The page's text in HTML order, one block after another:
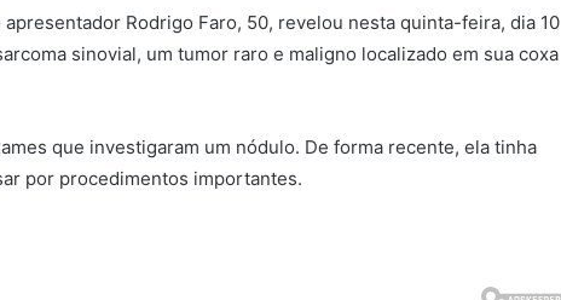
Rodrigo Faro, 50, revelou nesta quinta-feira, dia 10
sinovial, um tumor raro e maligno localizado em sua coxa
que investigaram um nódulo. De forma recente, ela tinha
por procedimentos importantes.